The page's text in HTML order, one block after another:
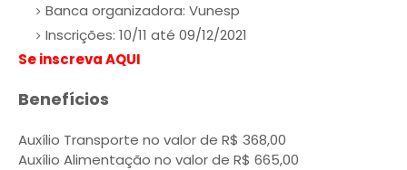
Banca organizadora: Vunesp
Inscrições: 10/11 até 09/12/2021
Se inscreva AQUI
Benefícios
Auxílio Transporte no valor de R$ 368,00
Auxílio Alimentação no valor de R$ 665,00